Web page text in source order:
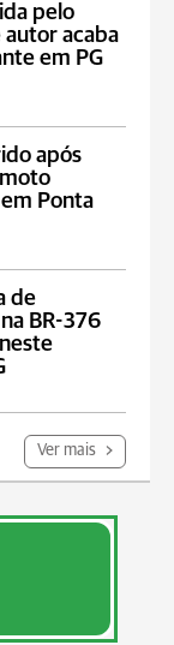
pelo
acaba
em PG
após
Ponta
de
BR-376
Ver mais